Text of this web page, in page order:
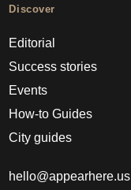
Discover
Editorial
Success stories
Events
How-to Guides
City guides
hello@appearhere.us